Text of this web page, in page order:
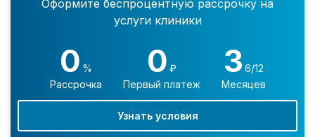
Оформите беспроцентную рассрочку на
услуги клиники
0 %
Рассрочка
0 ₽
Первый платеж
3 6/12
Месяцев
Узнать условия